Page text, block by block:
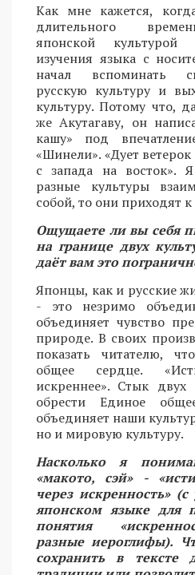
Как мне кажется,
длительного
японской
изучения языка с
начал вспоминать
русскую культуру и
культуру. Потому что,
же Акутагаву, он
кашу» под
«Шинели». «Дует
с запада на восток».
разные культуры
собой, то они приходят
Ощущаете ли вы себя
на границе двух
даёт вам это
Японцы, как и русские
- это незримо
объединяет чувство
природе. В своих
показать читателю,
общее сердце.
искреннее». Стык
обрести Единое
объединяет наши
но и мировую культуру.
Насколько я
«макото, сэй» -
через искренность»
японском языке для
понятия
разные иероглифы).
сохранить в тексте